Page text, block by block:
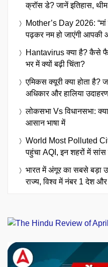
क्रॉस डे? जानें इतिहास,
Mother’s Day 2026: “मां
पढ़कर नम हो जाएंगी आपकी
Hantavirus क्या है? कैसे
भर में क्यों बढ़ी चिंता?
एमिकस क्यूरी क्या होता है?
अधिकार और हालिया
लोकसभा Vs विधानसभा:
आसान भाषा में
World Most Polluted
पहुंचा AQI, इन शहरों में
भारत में अंगूर का सबसे बड़ा
राज्य, विश्व में नंबर 1 देश और